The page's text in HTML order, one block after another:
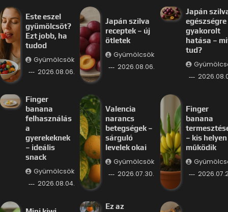
Este eszel
gyümölcsöt?
Ezt jobb, ha
tudod
Gyümölcsök
2026.08.06.
Japán szilva
receptek – új
ötletek
Gyümölcsök
2026.08.06.
Japán
egészségre
gyakorolt
hatása –
tud?
Finger
banana
felhasználás
a
gyerekeknek
– ideális
snack
Gyümölcsök
2026.08.04.
Valencia
narancs
betegségek –
sárguló
levelek okai
Gyümölcsök
2026.07.30.
Finger
banana
– kis
működik
Ez az